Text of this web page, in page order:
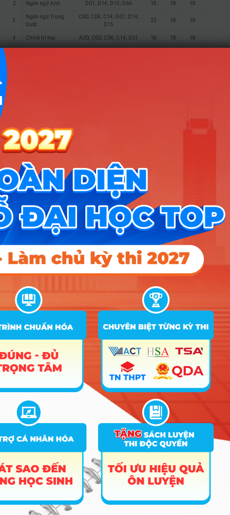
2 Ngôn ngữ Anh D01; D14; D15; D66 18 18 18
3
Ngôn ngữ Trung
Quốc
C00; C04; C14; D01; D14;
D15
22 18 18
4 Chính trị học A00; C00; C04; C14; D01 18 18 18
9 Luật
10
An toàn, sức khoẻ
11
Xây dựng Dân
dụng và Công
nghiệp
A00; A01; A02; A09; B03;
C01; C02; C04; C14; D01
A00; A01; A02; A09; B03;
C01; C02; C04; C14; D01
13
Nông nghiệp công
nghệ cao
A00; B00; B03; C01; C02;
C04; C14; D01; D07
18
14 18 18 18
15 Thú y
A00; B00; B03; C01; C02;
C04; C14; D01; D07
18
hành
18
Hướng nghiệp
HOCMAI
ĐĂNG KÝ NGAY
Công cụ
Tra cứu đề án tuyển sinh